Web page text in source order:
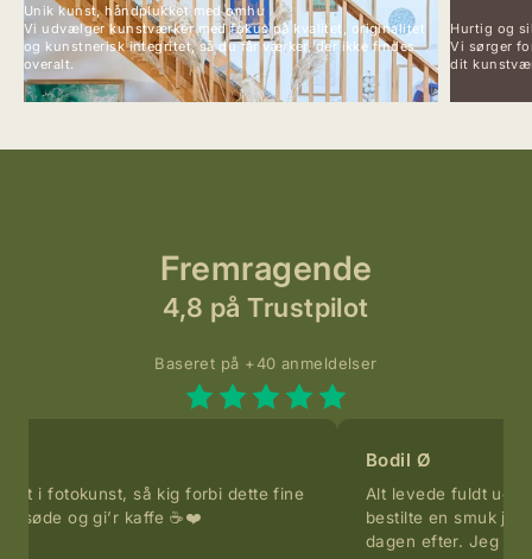
Unik kunst, håndplukket med omhu
Vi udvælger kunstværker med fokus på kvalitet, originalitet
og kunstnerisk integritet, så du får værker, der ikke findes
overalt.
Hurtig og
Vi sørger
dit
Fremragende
4,8 på Trustpilot
Baseret på +40 anmeldelser
dette fine
Alt levede fuldt ud op til forventningerne.
bestilte en smuk julegave online og
dagen efter. Jeg handler der meget gerne